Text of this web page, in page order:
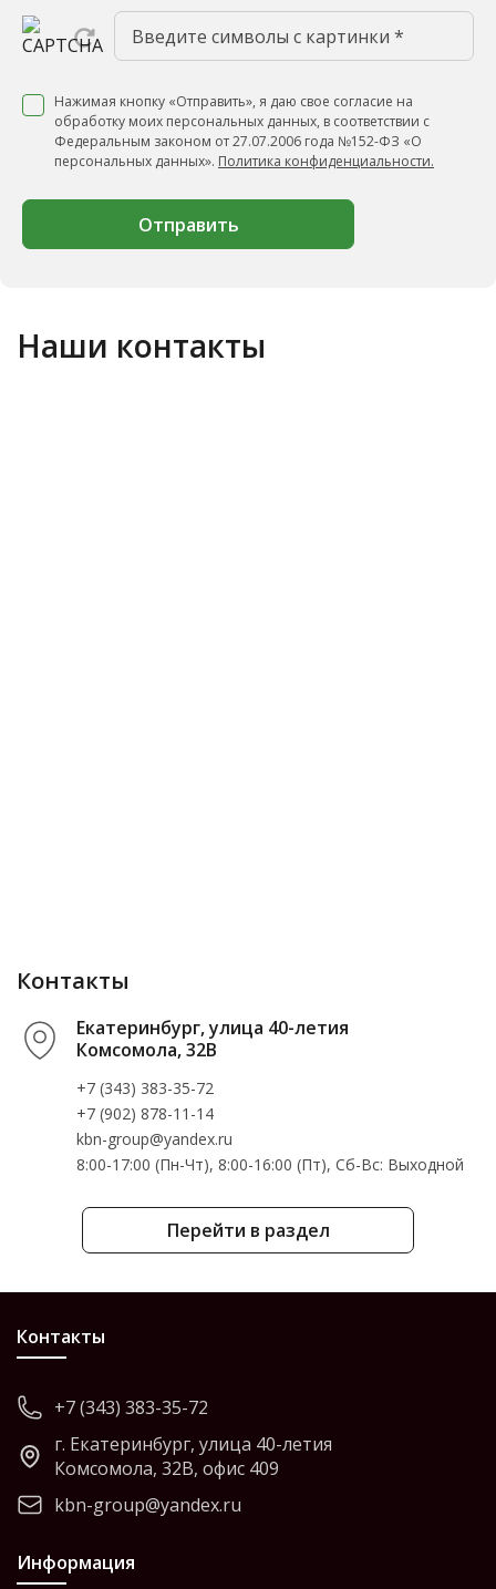
Нажимая кнопку «Отправить», я даю свое согласие на
обработку моих персональных данных, в соответствии с
Федеральным законом от 27.07.2006 года №152-ФЗ «О
персональных данных». Политика конфиденциальности.
Отправить
Наши контакты
Перейти в раздел
Контакты
Екатеринбург, улица 40-летия
Комсомола, 32В
+7 (343) 383-35-72
+7 (902) 878-11-14
kbn-group@yandex.ru
8:00-17:00 (Пн-Чт), 8:00-16:00 (Пт), Cб-Вс: Выходной
Контакты
+7 (343) 383-35-72
г. Екатеринбург, улица 40-летия
Комсомола, 32В, офис 409
kbn-group@yandex.ru
Информация